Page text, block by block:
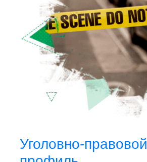
Уголовно-правовой